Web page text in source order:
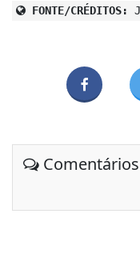
FONTE/CRÉDITOS: